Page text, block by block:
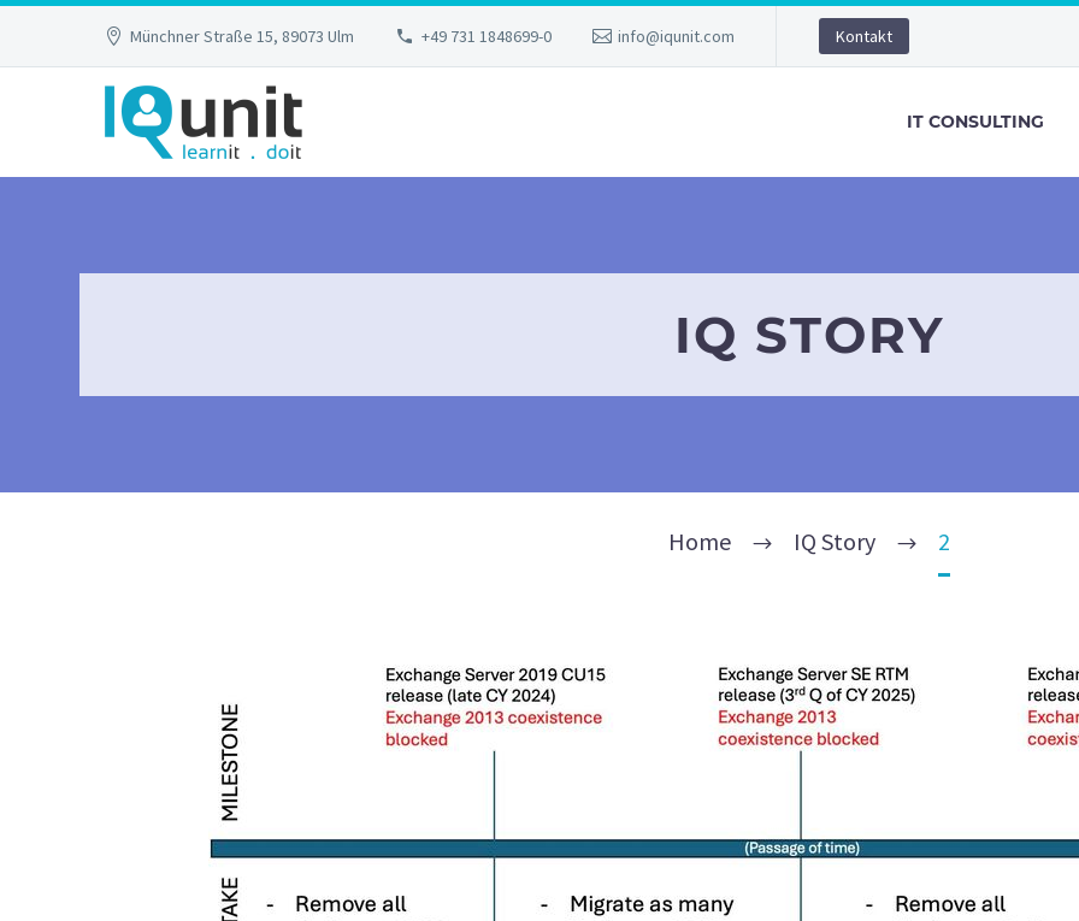
Münchner Straße 15, 89073 Ulm +49 731 1848699-0 info@iqunit.com Kontakt
IT CONSULTING
IQ STORY
Home IQ Story 2